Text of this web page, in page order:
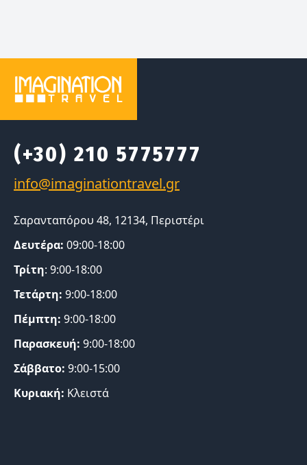
(+30) 210 5775777
Σαρανταπόρου 48, 12134, Περιστέρι
Δευτέρα: 09:00-18:00
Τρίτη: 9:00-18:00
Τετάρτη: 9:00-18:00
Πέμπτη: 9:00-18:00
Παρασκευή: 9:00-18:00
Σάββατο: 9:00-15:00
Κυριακή: Κλειστά